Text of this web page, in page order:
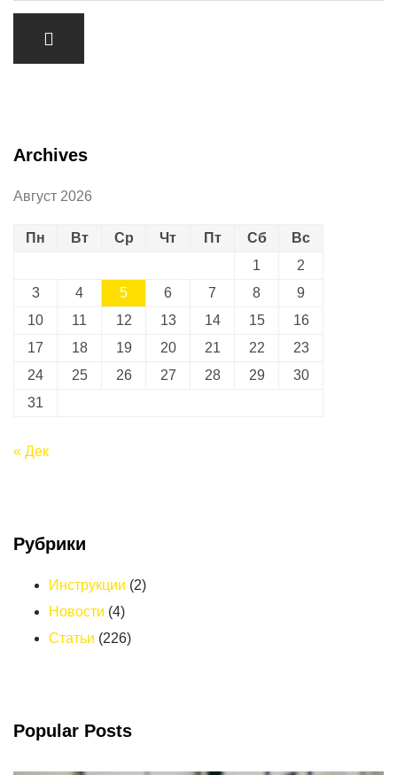
Archives
Август 2026
Пн Вт Ср Чт Пт Сб
Вс
1
2
3
4 5 6 7 8
9
10
11 12 13 14 15
16
17
18 19 20 21 22
23
24
25 26 27 28 29
30
31
« Дек
Рубрики
Инструкции (2)
Новости (4)
Статьи (226)
Popular Posts